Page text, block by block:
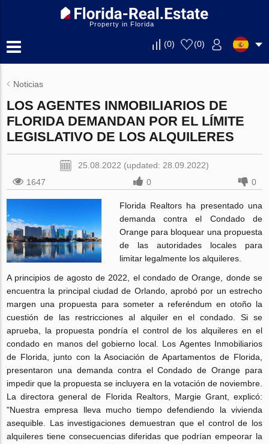
Property in Florida
(0) (0)
Noticias
LOS AGENTES INMOBILIARIOS DE
FLORIDA DEMANDAN POR EL LÍMITE
LEGISLATIVO DE LOS ALQUILERES
25.08.2022 (updated: 28.09.2022)
1647
0 0
Florida Realtors ha presentado una
demanda contra el Condado de
Orange para bloquear una propuesta
de las autoridades locales para
limitar legalmente los alquileres.
A principios de agosto de 2022, el condado de Orange, donde se
encuentra la principal ciudad de Orlando, aprobó por un estrecho
margen una propuesta para someter a referéndum en otoño la
cuestión de las restricciones al alquiler en el condado. Si se
aprueba, la propuesta pondría el control de los alquileres en el
condado en manos del gobierno local. Los Agentes Inmobiliarios
de Florida, junto con la Asociación de Apartamentos de Florida,
presentaron una demanda contra el Condado de Orange para
impedir que la propuesta se incluyera en la votación de noviembre.
La directora general de Florida Realtors, Margie Grant, explicó:
"Nuestra empresa lleva mucho tiempo defendiendo la vivienda
asequible. Las investigaciones demuestran que el control de los
alquileres tiene consecuencias diferidas que podrían empeorar la